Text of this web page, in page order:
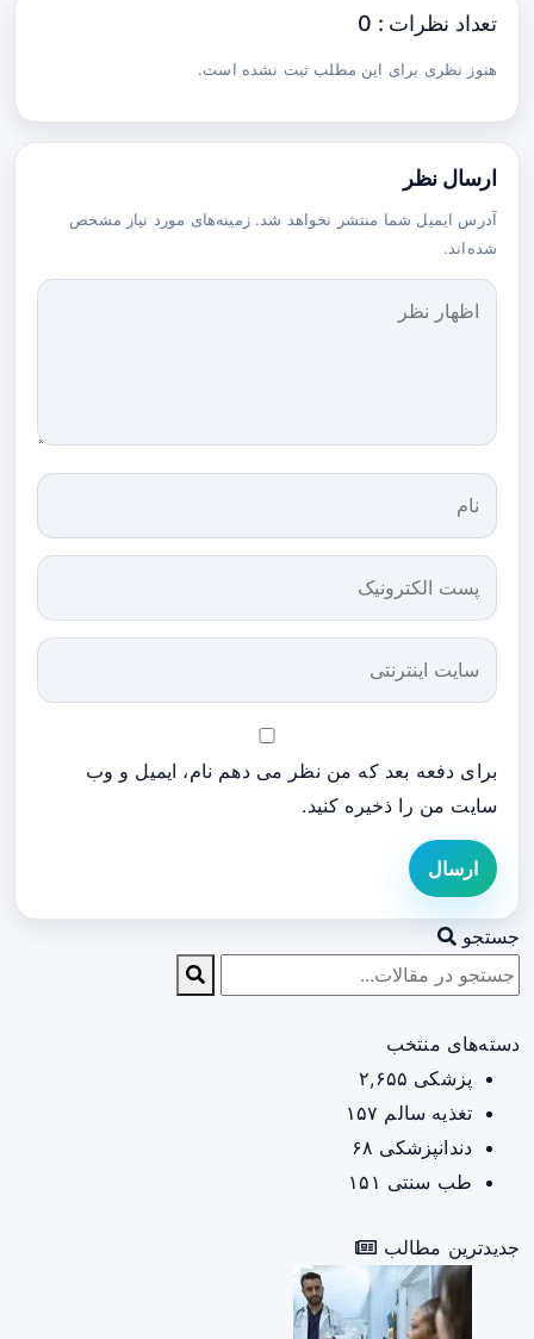
تعداد نظرات : 0
هنوز نظری برای این مطلب ثبت نشده است.
ارسال نظر
آدرس ایمیل شما منتشر نخواهد شد. زمینه‌های مورد نیاز مشخص
شده‌اند.
برای دفعه بعد که من نظر می دهم نام، ایمیل و وب
سایت من را ذخیره کنید.
ارسال
جستجو
دسته‌های منتخب
پزشکی ۲,۶۵۵
تغذیه سالم ۱۵۷
دندانپزشکی ۶۸
طب سنتی ۱۵۱
جدیدترین مطالب